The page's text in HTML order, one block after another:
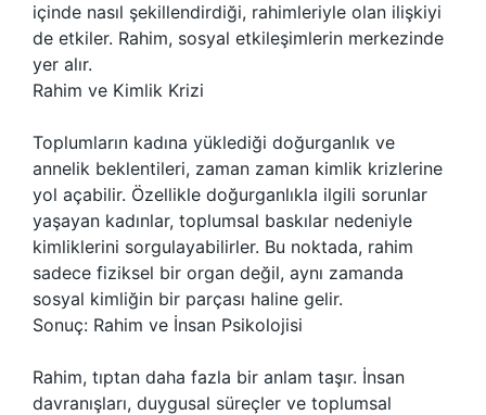
içinde nasıl şekillendirdiği, rahimleriyle olan ilişkiyi
de etkiler. Rahim, sosyal etkileşimlerin merkezinde
yer alır.
Rahim ve Kimlik Krizi
Toplumların kadına yüklediği doğurganlık ve
annelik beklentileri, zaman zaman kimlik krizlerine
yol açabilir. Özellikle doğurganlıkla ilgili sorunlar
yaşayan kadınlar, toplumsal baskılar nedeniyle
kimliklerini sorgulayabilirler. Bu noktada, rahim
sadece fiziksel bir organ değil, aynı zamanda
sosyal kimliğin bir parçası haline gelir.
Sonuç: Rahim ve İnsan Psikolojisi
Rahim, tıptan daha fazla bir anlam taşır. İnsan
davranışları, duygusal süreçler ve toplumsal